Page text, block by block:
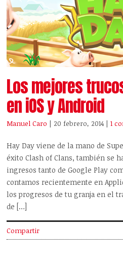
Los mejores
en iOS y Android
Manuel Caro | 20 febrero, 2014 |1
Hay Day viene de la mano de
éxito Clash of Clans, también se
ingresos tanto de Google Play
contamos recientemente en
los progresos de tu granja en el
de […]
Compartir